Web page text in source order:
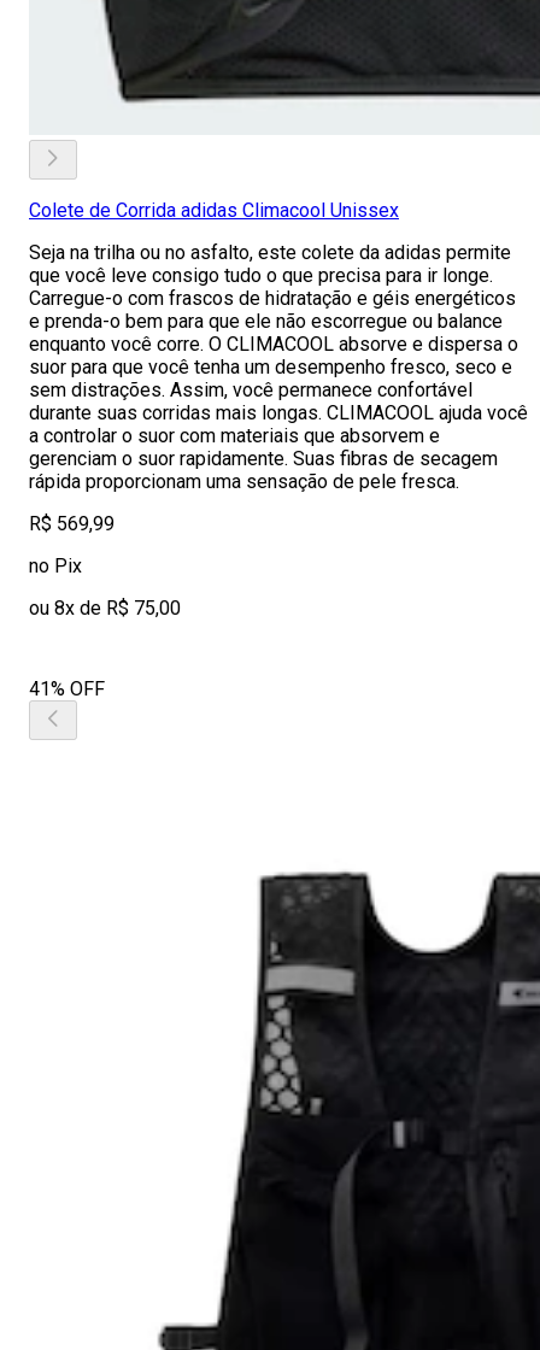
Colete de Corrida adidas Climacool Unissex
Seja na trilha ou no asfalto, este colete da adidas permite
que você leve consigo tudo o que precisa para ir longe.
Carregue-o com frascos de hidratação e géis energéticos
e prenda-o bem para que ele não escorregue ou balance
enquanto você corre. O CLIMACOOL absorve e dispersa o
suor para que você tenha um desempenho fresco, seco e
sem distrações. Assim, você permanece confortável
durante suas corridas mais longas. CLIMACOOL ajuda você
a controlar o suor com materiais que absorvem e
gerenciam o suor rapidamente. Suas fibras de secagem
rápida proporcionam uma sensação de pele fresca.
R$ 569,99
no Pix
ou 8x de R$ 75,00
41% OFF